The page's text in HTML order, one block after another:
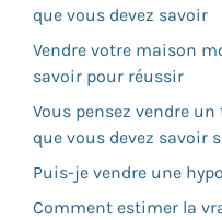
que vous devez savoir
Vendre votre maison
savoir pour réussir
Vous pensez vendre
que vous devez savoir
Puis-je vendre une
Comment estimer la